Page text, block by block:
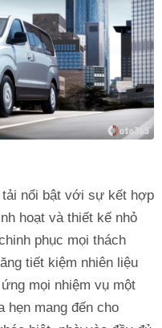
tải nổi bật với sự kết hợp
hoạt và thiết kế nhỏ
phục mọi thách
tiết kiệm nhiên liệu
mọi nhiệm vụ một
hẹn mang đến cho